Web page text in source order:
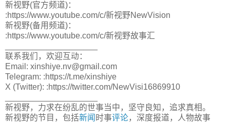
新视野(官方频道)：
:https://www.youtube.com/c/新视野NewVision
新视野(备用频道)：
:https://www.youtube.com/c/新视野故事汇
联系我们，欢迎互动：
Email: xinshiye.nv@gmail.com
Telegram: :https://t.me/xinshiye
X (Twitter): :https://twitter.com/NewVisi16869910
新视野，力求在纷乱的世事当中，坚守良知，追求真相。
新视野的节目，包括新闻 时事评论，深度报道，人物故事